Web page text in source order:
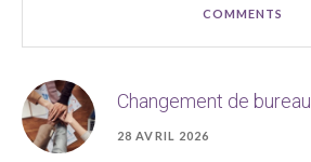
COMMENTS
Changement de bureau
28 AVRIL 2026